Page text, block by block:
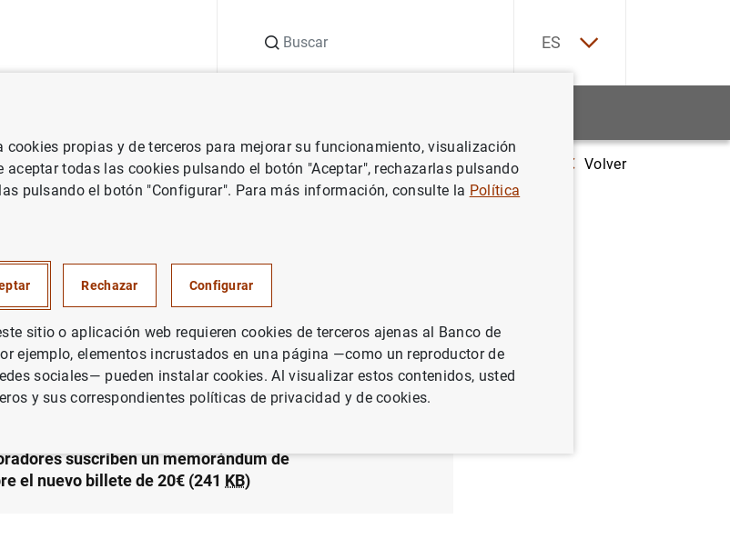
ES
Notas de prensa del Banco Central Europeo El BCE y sus colaboradores suscriben un memorándum de
Volver
entendimiento sobre el nuevo
suscriben un memorándum de
el nuevo billete de 20€ (241 KB)
propias y de terceros para mejorar su funcionamiento, visualización
aceptar todas las cookies pulsando el botón "Aceptar", rechazarlas pulsando
pulsando el botón "Configurar". Para más información, consulte la Política
Rechazar Configurar
sitio o aplicación web requieren cookies de terceros ajenas al Banco de
ejemplo, elementos incrustados en una página —como un reproductor de
sociales— pueden instalar cookies. Al visualizar estos contenidos, usted
y sus correspondientes políticas de privacidad y de cookies.